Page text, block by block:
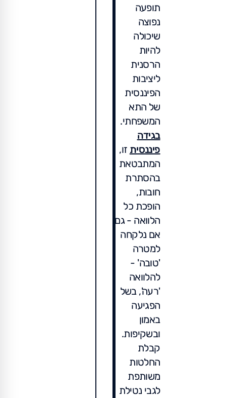
תופעה
נפוצה
שיכולה
להיות
הרסנית
ליציבות
הפיננסית
של התא
המשפחתי.
בגידה
פיננסית זו,
המתבטאת
בהסתרת
חובות,
הופכת כל
הלוואה - גם
אם נלקחה
למטרה
'טובה' -
להלוואה
'רעה', בשל
הפגיעה
באמון
ובשקיפות.
קבלת
החלטות
משותפת
לגבי נטילת